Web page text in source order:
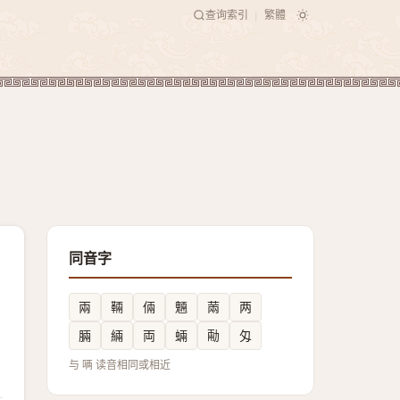
查询索引 繁體
同音字
兩 䩫 倆 魎 䓣
两
脼
緉 両 蜽 㔝 匁
与 唡 读音相同或相近